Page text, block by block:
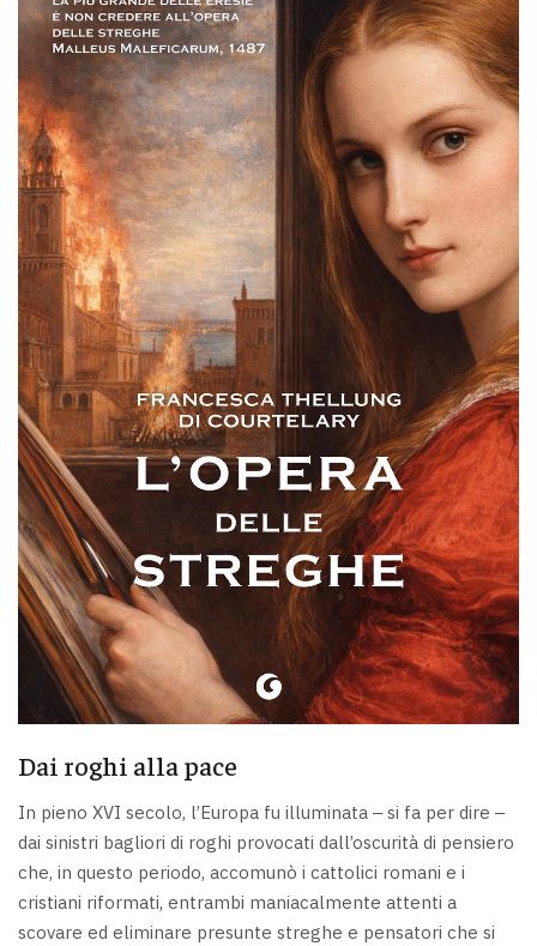
Dai roghi alla pace
In pieno XVI secolo, l’Europa fu illuminata ‒ si fa per dire ‒
dai sinistri bagliori di roghi provocati dall’oscurità di pensiero
che, in questo periodo, accomunò i cattolici romani e i
cristiani riformati, entrambi maniacalmente attenti a
scovare ed eliminare presunte streghe e pensatori che si